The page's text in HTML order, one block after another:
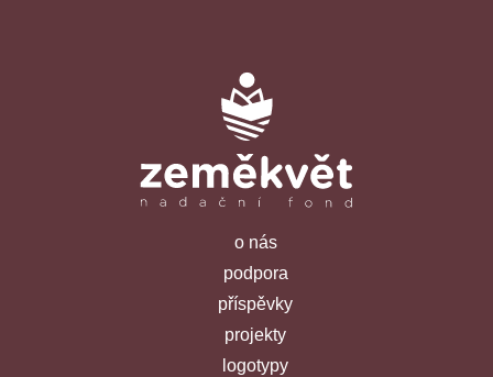
o nás
podpora
příspěvky
projekty
logotypy